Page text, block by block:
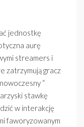
jednostkę
aurę
streamers i
zatrzymują gracz
“
stawkę
w interakcję
faworyzowanym